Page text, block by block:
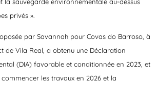
privés ».
par Savannah pour Covas do Barroso, à
de Vila Real, a obtenu une Déclaration
(DIA) favorable et conditionnée en 2023, et
commencer les travaux en 2026 et la